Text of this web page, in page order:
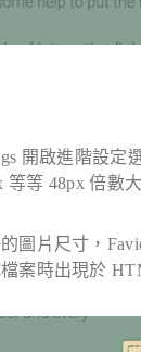
開啟進階設
等等 48px 倍數
圖片尺寸，
案時出現於